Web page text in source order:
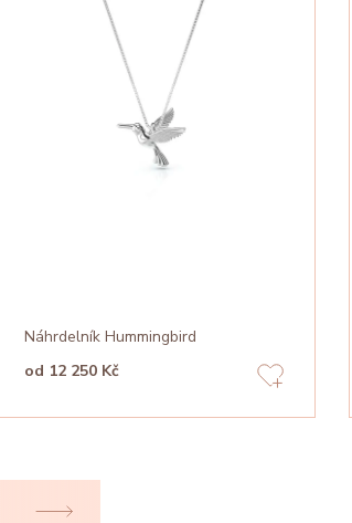
Náhrdelník Hummingbird
od 12 250 Kč